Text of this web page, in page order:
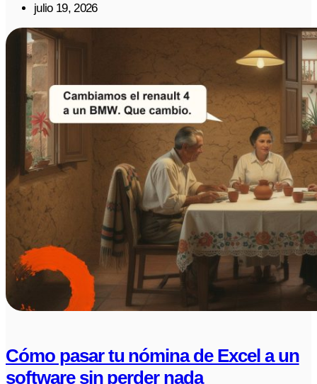
julio 19, 2026
Cómo pasar tu nómina de Excel a un
software sin perder nada